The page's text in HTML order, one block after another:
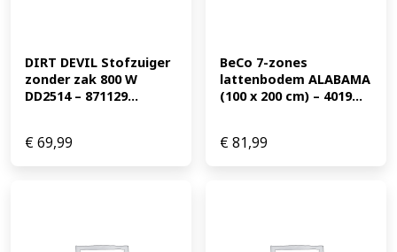
DIRT DEVIL Stofzuiger
zonder zak 800 W
DD2514 – 871129...
€69,99
BeCo 7-zones
lattenbodem ALABAMA
(100 x 200 cm) – 4019...
€81,99